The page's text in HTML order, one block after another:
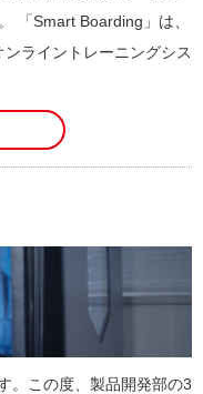
「Smart Boarding」は、
ライントレーニングシス
。この度、製品開発部の3